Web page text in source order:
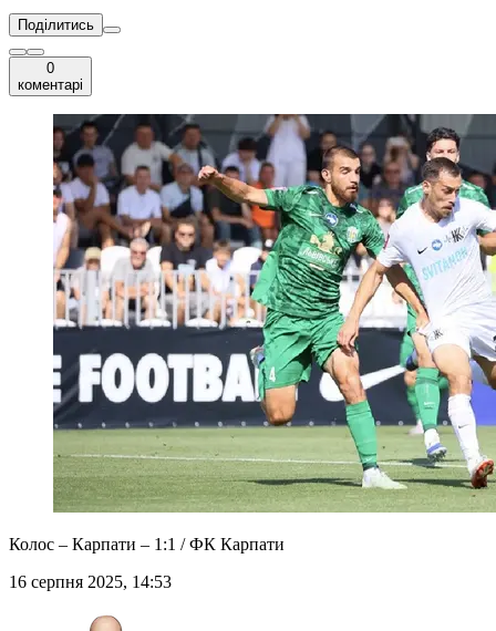
Поділитись
0
коментарі
Колос – Карпати – 1:1 / ФК Карпати
16 серпня 2025, 14:53